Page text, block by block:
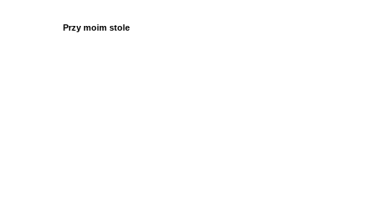
Przy moim stole